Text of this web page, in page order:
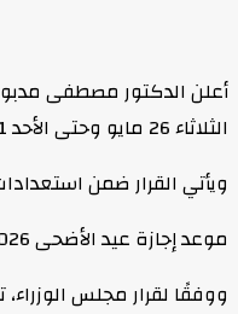
الثلاثاء 26 مايو وحتى الأحد 31 مايو 2026.
ويأتي القرار ضمن
موعد إجازة عيد الأضحى 2026 في مصر
ووفقًا لقرار مجلس الوزراء، تبدأ إجازة